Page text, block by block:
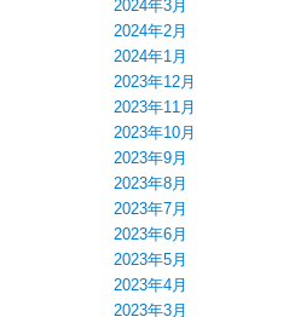
2024年3月
2024年2月
2024年1月
2023年12月
2023年11月
2023年10月
2023年9月
2023年8月
2023年7月
2023年6月
2023年5月
2023年4月
2023年3月